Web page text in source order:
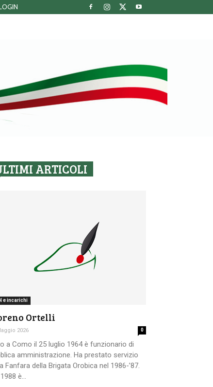
ARTICOLI
e incarichi
Ortelli
2026 0
a Como il 25 luglio 1964 è funzionario di
amministrazione. Ha prestato servizio
Fanfara della Brigata Orobica nel 1986-’87.
è...